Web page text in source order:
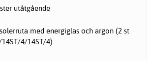
utåtgående
med energiglas och argon (2 st
4/14ST/4)